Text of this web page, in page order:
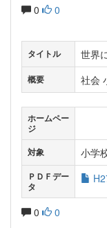
0 0
タイトル 世界
概要 社会
ホームペー
ジ
対象
小学
ＰＤＦデー
タ
0 0